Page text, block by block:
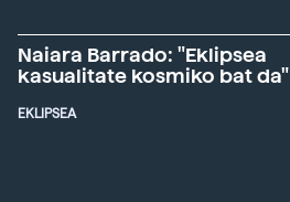
Naiara Barrado: "Eklipsea
kasualitate kosmiko bat da"
EKLIPSEA